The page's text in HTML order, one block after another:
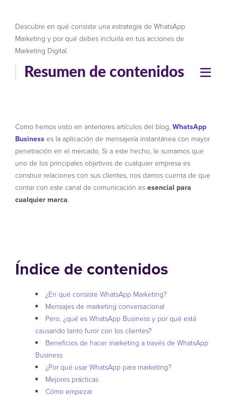
Descubre en qué consiste una estrategia de WhatsApp
Marketing y por qué debes incluirla en tus acciones de
Marketing Digital.
Resumen de contenidos
Como hemos visto en anteriores artículos del blog,WhatsApp
Businesses la aplicación de mensajería instantánea con mayor
penetración en el mercado. Si a este hecho, le sumamos que
uno de los principales objetivos de cualquier empresa es
construir relaciones con sus clientes, nos damos cuenta de que
contar con este canal de comunicación esesencial para
cualquier marca.
Índice de contenidos
¿En qué consiste WhatsApp Marketing?
Mensajes de marketing conversacional
Pero, ¿qué es WhatsApp Business y por qué está
causando tanto furor con los clientes?
Beneficios de hacer marketing a través de WhatsApp
Business
¿Por qué usar WhatsApp para marketing?
Mejores prácticas
Cómo empezar